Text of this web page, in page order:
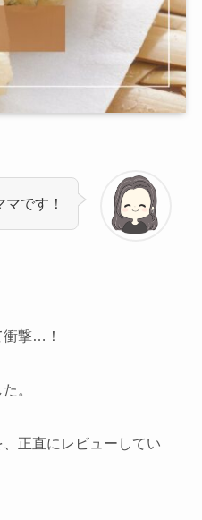
です！
衝撃…！
。
正直にレビューしてい